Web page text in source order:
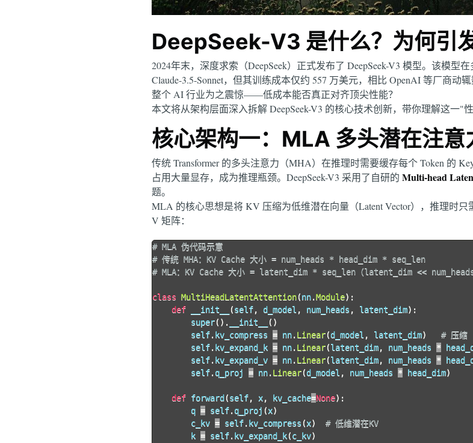
DeepSeek-V3 是什么？为何引
2024年末，深度求索（DeepSeek）正式发布了 DeepSeek-V3 模型。该模型
Claude-3.5-Sonnet，但其训练成本仅约 557 万美元，相比 OpenAI 等厂商动
整个 AI 行业为之震惊——低成本能否真正对齐顶尖性能？
本文将从架构层面深入拆解 DeepSeek-V3 的核心技术创新，带你理解这一"
核心架构一：MLA 多头潜在注意
传统 Transformer 的多头注意力（MHA）在推理时需要缓存每个 Token 的
占用大量显存，成为推理瓶颈。DeepSeek-V3 采用了自研的 Multi-head
题。
MLA 的核心思想是将 KV 压缩为低维潜在向量（Latent Vector），推理时只
V 矩阵：
# MLA 伪代码示意
# 传统 MHA：KV Cache 大小 = num_heads * head_dim * seq_len
# MLA：KV Cache 大小 = latent_dim * seq_len（latent_dim <<
class MultiHeadLatentAttention(nn.Module) :
def
__init__ (self, d_model , num_heads , latent_dim) :
        super
( ) . __init__ ( )
        self
. kv_compress = nn. Linear(d_model , latent_dim)
# 压缩
        self
. kv_expand_k = nn. Linear(latent_dim, num_heads *
        self
. kv_expand_v = nn. Linear(latent_dim, num_heads *
        self
. q_proj = nn. Linear(d_model , num_heads * head_dim)
def forward (self, x, kv_cache=None) :
        q
= self. q_proj (x)
        c_kv
= self. kv_compress (x)
# 低维潜在KV
        k
= self. kv_expand_k(c_kv)